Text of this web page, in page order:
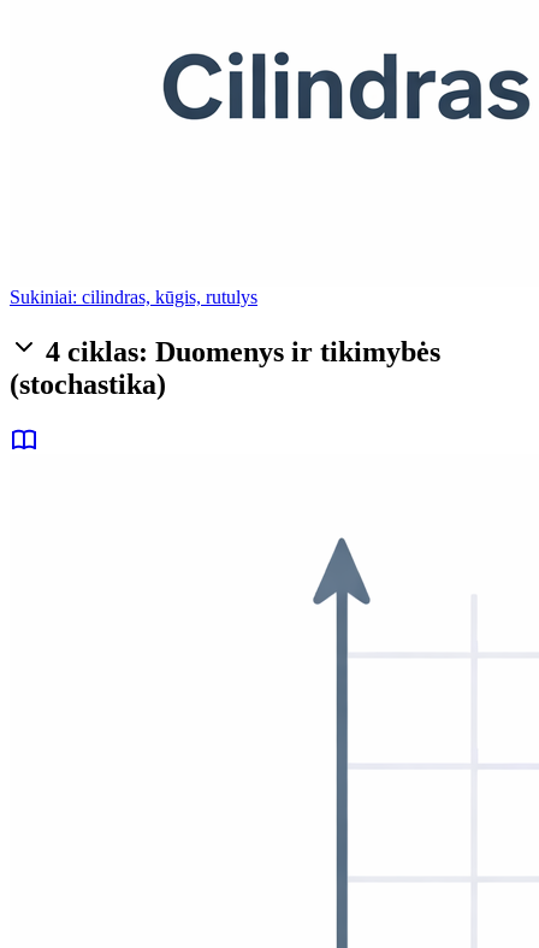
Sukiniai: cilindras, kūgis, rutulys
4 ciklas: Duomenys ir tikimybės
(stochastika)